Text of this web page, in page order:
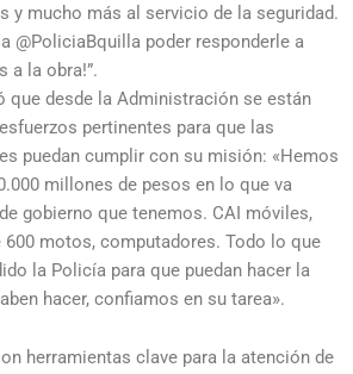
y mucho más al servicio de la seguridad.
@PoliciaBquilla poder responderle a
a la obra!”.
que desde la Administración se están
pertinentes para que las
puedan cumplir con su misión: «Hemos
millones de pesos en lo que va
gobierno que tenemos. CAI móviles,
motos, computadores. Todo lo que
la Policía para que puedan hacer la
hacer, confiamos en su tarea».
herramientas clave para la atención de